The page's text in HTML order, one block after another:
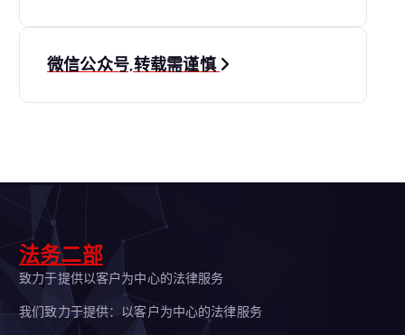
导微信公众号,转载需谨慎
法务二部
致力于提供以客户为中心的法律服务
我们致力于提供：以客户为中心的法律服务